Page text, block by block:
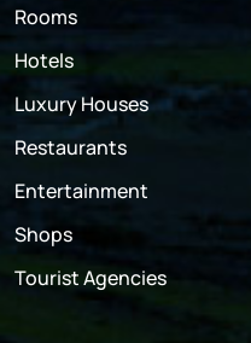
Rooms
Hotels
Luxury Houses
Restaurants
Entertainment
Shops
Tourist Agencies